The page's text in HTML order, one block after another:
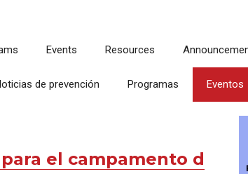
Events Resources
de prevención Programas Eventos
el campamento d